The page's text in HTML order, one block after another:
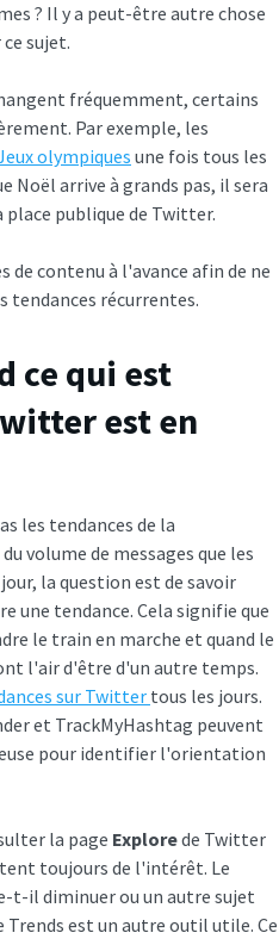
? Il y a peut-être autre chose
sujet.
fréquemment, certains
Par exemple, les
olympiques une fois tous les
Noël arrive à grands pas, il sera
place publique de Twitter.
de contenu à l'avance afin de ne
tendances récurrentes.
ce qui est
est en
les tendances de la
volume de messages que les
la question est de savoir
une tendance. Cela signifie que
le train en marche et quand le
l'air d'être d'un autre temps.
sur Twitter tous les jours.
et TrackMyHashtag peuvent
pour identifier l'orientation
la page Explorede Twitter
toujours de l'intérêt. Le
t-il diminuer ou un autre sujet
est un autre outil utile. Ce